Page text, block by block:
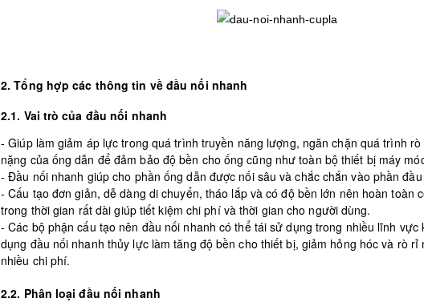
2. Tổng hợp các thông tin về đầu nối nhanh
2.1. Vai trò của đầu nối nhanh
- Giúp làm giảm áp lực trong quá trình truyền năng lượng, ngăn chặn quá trình
nặng của ống dẫn để đảm bảo độ bền cho ống cũng như toàn bộ thiết bị máy
- Đầu nối nhanh giúp cho phần ống dẫn được nối sâu và chắc chắn vào phần
- Cấu tạo đơn giản, dễ dàng di chuyển, tháo lắp và có độ bền lớn nên hoàn toàn
trong thời gian rất dài giúp tiết kiệm chi phí và thời gian cho người dùng.
- Các bộ phận cấu tạo nên đầu nối nhanh có thể tái sử dụng trong nhiều lĩnh
dụng đầu nối nhanh thủy lực làm tăng độ bền cho thiết bị, giảm hỏng hóc và rò rỉ
nhiều chi phí.
2.2. Phân loại đầu nối nhanh